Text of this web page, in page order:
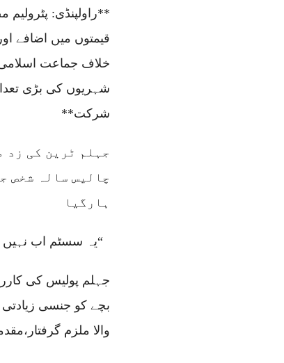
**راولپنڈی:
قیمتوں میں اضافے
خلاف جماعت اسلامی
شہریوں کی بڑی
شرکت**
جہلم ٹرین کی زد
چالیس سالہ شخص
ہارگیا
“یہ سسٹم اب نہیں
بچے کو جنسی زیادتی
والا ملزم